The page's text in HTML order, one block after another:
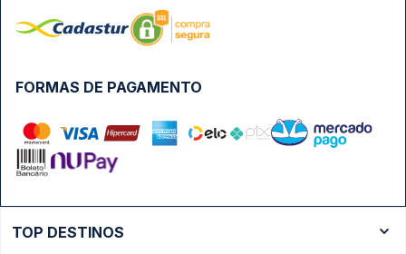
FORMAS DE PAGAMENTO
TOP DESTINOS